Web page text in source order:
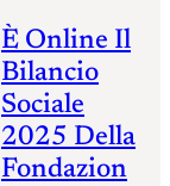
È Online Il
Bilancio
Sociale
2025 Della
Fondazion